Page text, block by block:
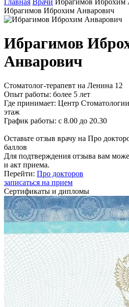
Главная Врачи Ибрагимов Иброхим
Ибрагимов Иброхим Анварович
Ибрагимов
Анварович
Стоматолог-терапевт на Ленина 12
Опыт работы: более 5 лет
Где принимает: Центр
этаж
График работы: с 8.00 до 20.30
Оставьте отзыв врачу на Про
баллов
Для подтверждения отзыва вам
и акт приема.
Перейти: Про докторов
записаться на прием
Сертификаты и дипломы